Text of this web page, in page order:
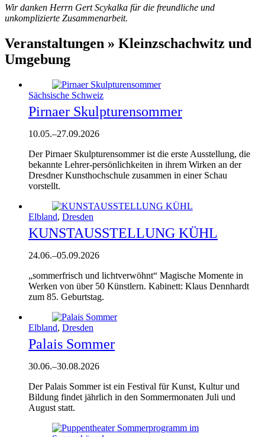
Wir danken Herrn Gert Scykalka für die freundliche und
unkomplizierte Zusammenarbeit.
Veranstaltungen » Kleinzschachwitz und
Umgebung
Sächsische Schweiz
Pirnaer Skulpturensommer
10.05.–27.09.2026
Der Pirnaer Skulpturensommer ist die erste Ausstellung, die
bekannte Lehrer-persönlichkeiten in ihrem Wirken an der
Dresdner Kunsthochschule zusammen in einer Schau
vorstellt.
Elbland, Dresden
KUNSTAUSSTELLUNG KÜHL
24.06.–05.09.2026
„sommerfrisch und lichtverwöhnt“ Magische Momente in
Werken von über 50 Künstlern. Kabinett: Klaus Dennhardt
zum 85. Geburtstag.
Elbland, Dresden
Palais Sommer
30.06.–30.08.2026
Der Palais Sommer ist ein Festival für Kunst, Kultur und
Bildung findet jährlich in den Sommermonaten Juli und
August statt.